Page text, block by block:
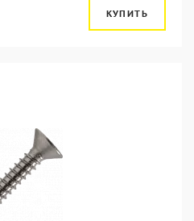
КУПИТЬ